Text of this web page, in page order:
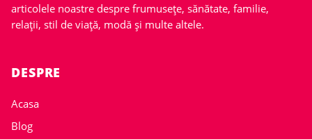
articolele noastre despre frumusețe, sănătate, familie,
relații, stil de viață, modă și multe altele.
DESPRE
Acasa
Blog